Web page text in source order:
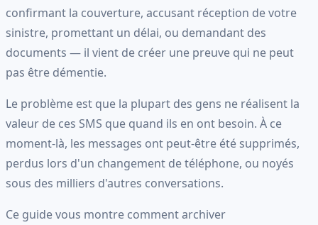
confirmant la couverture, accusant réception de votre
sinistre, promettant un délai, ou demandant des
documents — il vient de créer une preuve qui ne peut
pas être démentie.
Le problème est que la plupart des gens ne réalisent la
valeur de ces SMS que quand ils en ont besoin. À ce
moment-là, les messages ont peut-être été supprimés,
perdus lors d'un changement de téléphone, ou noyés
sous des milliers d'autres conversations.
Ce guide vous montre comment archiver